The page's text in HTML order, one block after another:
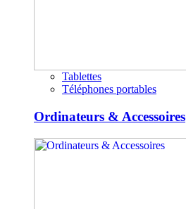
Tablettes
Téléphones portables
Ordinateurs & Accessoires